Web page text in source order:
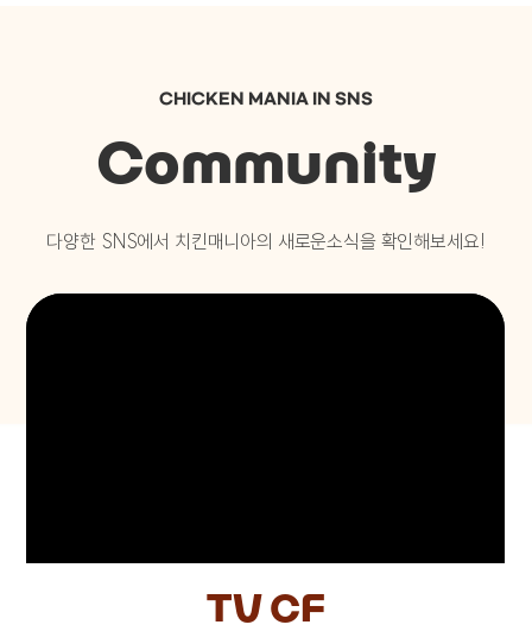
CHICKEN MANIA IN SNS
Community
다양한 SNS에서 치킨매니아의 새로운소식을 확인해보세요!
TV CF